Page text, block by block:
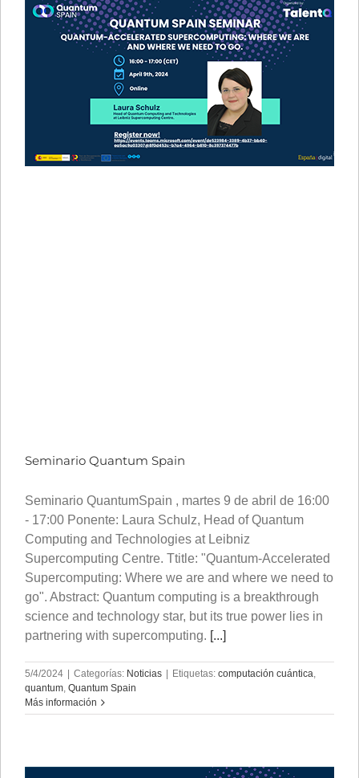
Seminario Quantum Spain
Seminario QuantumSpain , martes 9 de abril de 16:00
- 17:00 Ponente: Laura Schulz, Head of Quantum
Computing and Technologies at Leibniz
Supercomputing Centre. Ttitle: "Quantum-Accelerated
Supercomputing: Where we are and where we need to
go". Abstract: Quantum computing is a breakthrough
science and technology star, but its true power lies in
partnering with supercomputing. [...]
5/4/2024 | Categorías: Noticias | Etiquetas: computación cuántica
quantum Quantum Spain
Más información